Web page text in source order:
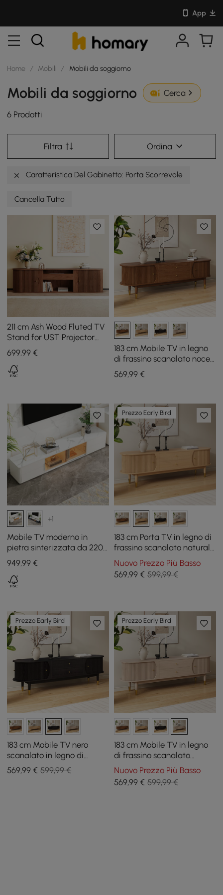
App
Home / Mobili / Mobili da soggiorno
Mobili da soggiorno Cerca
6 Prodotti
Filtra Ordina
Caratteristica Del Gabinetto: Porta Scorrevole
Cancella Tutto
211 cm Ash Wood Fluted TV
Stand for UST Projector
with Cabinets
699,99 €
183 cm Mobile TV in legno
di frassino scanalato noce
con contenitore
569,99€
+1
Mobile TV moderno in
pietra sinterizzata da 2200
mm con 4 cassetti e ante in
vetro
949,99 €
Prezzo Early Bird
183 cm Porta TV in legno di
frassino scanalato naturale
con contenitore
Nuovo Prezzo Più Basso
569,99€ 599,99 €
Prezzo Early Bird
183 cm Mobile TV nero
scanalato in legno di
frassino con contenitore
569,99 € 599,99 €
Prezzo Early Bird
183 cm Mobile TV in legno
di frassino scanalato
sbiancato con contenitore
Nuovo Prezzo Più Basso
569,99€ 599,99 €